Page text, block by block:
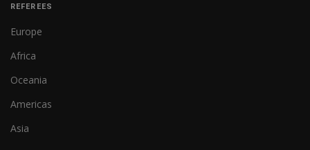
REFEREES
Europe
Africa
Oceania
Americas
Asia